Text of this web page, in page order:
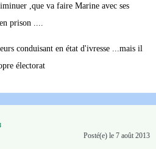
,que va faire Marine avec ses
prison ....
conduisant en état d'ivresse ...mais il
électorat
Posté(e) le 7 août 2013